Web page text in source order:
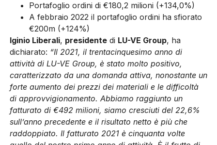
Portafoglio ordini di €180,2 milioni (+134,0%)
A febbraio 2022 il portafoglio ordini ha sfiorato
€200m (+124%)
Iginio Liberali, presidente di LU-VE Group, ha
dichiarato: “Il 2021, il trentacinquesimo anno di
attività di LU-VE Group, è stato molto positivo,
caratterizzato da una domanda attiva, nonostante un
forte aumento dei prezzi dei materiali e le difficoltà
di approvvigionamento. Abbiamo raggiunto un
fatturato di €492 milioni, siamo cresciuti del 22,6%
sull’anno precedente e il risultato netto è più che
raddoppiato. Il fatturato 2021 è cinquanta volte